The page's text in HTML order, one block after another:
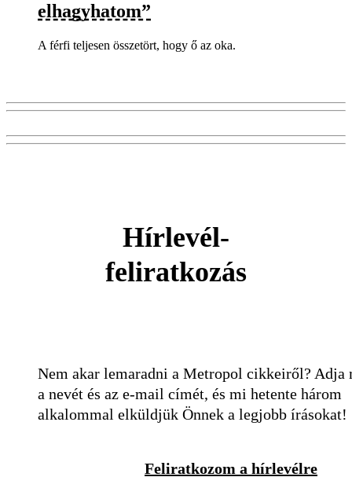
elhagyhatom”
A férfi teljesen összetört, hogy ő az oka.
Hírlevél-
feliratkozás
Nem akar lemaradni a Metropol cikkeiről? Adja
a nevét és az e-mail címét, és mi hetente három
alkalommal elküldjük Önnek a legjobb írásokat!
Feliratkozom a hírlevélre